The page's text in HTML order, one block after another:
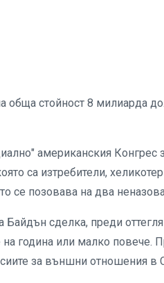
обща стойност 8 милиарда
американския Конгрес
са изтребители,
се позовава на два
Байдън сделка, преди
година или малко повече.
за външни отношения в